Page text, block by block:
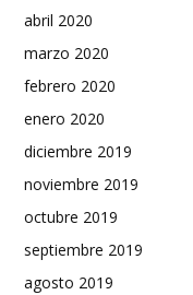
abril 2020
marzo 2020
febrero 2020
enero 2020
diciembre 2019
noviembre 2019
octubre 2019
septiembre 2019
agosto 2019